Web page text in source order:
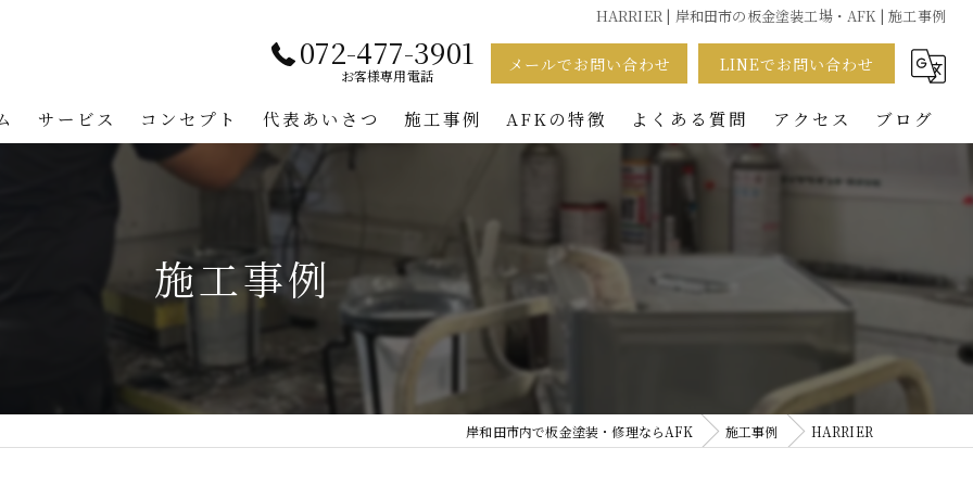
HARRIER | 岸和田市の板金塗装工場・AFK | 施工事例
072-477-3901
お客様専用電話
メールでお問い合わせ LINEでお問い合わせ
サービス コンセプト 代表あいさつ 施工事例 AFKの特徴
整備
買取
よくある質問 アクセス ブログ
施工事例
岸和田市内で板金塗装・修理ならAFK 施工事例 HARRIER